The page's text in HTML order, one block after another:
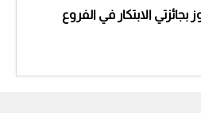
بجائزتي الابتكار في الفروع